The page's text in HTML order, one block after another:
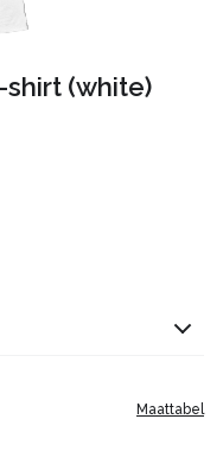
shirt (white)
Maattabel